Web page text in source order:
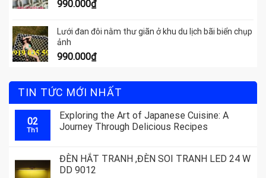
990.000₫
Lưới đan đôi nằm thư giãn ở khu du lịch bãi biển chụp
ảnh
990.000₫
TIN TỨC MỚI NHẤT
02
Th1
Exploring the Art of Japanese Cuisine: A
Journey Through Delicious Recipes
ĐÈN HẮT TRANH ,ĐÈN SOI TRANH LED 24 W
DD 9012